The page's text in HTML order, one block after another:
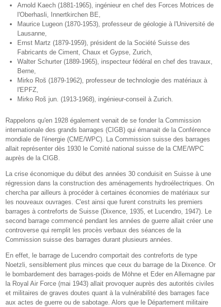
Arnold Kaech (1881-1965), ingénieur en chef des Forces Motrices de
l'Oberhasli, Innertkirchen BE,
Maurice Lugeon (1870-1953), professeur de géologie à l'Université de
Lausanne,
Ernst Martz (1879-1959), président de la Société Suisse des
Fabricants de Ciment, Chaux et Gypse, Zurich,
Walter Schurter (1889-1965), inspecteur fédéral en chef des travaux,
Berne,
Mirko Roš (1879-1962), professeur de technologie des matériaux à
l'EPFZ,
Mirko Roš jun. (1913-1968), ingénieur-conseil à Zurich.
Rappelons qu'en 1928 également venait de se fonder la Commission
internationale des grands barrages (CIGB) qui émanait de la Conférence
mondiale de l'énergie (CME/WPC). La Commission suisse des barrages
allait représenter dès 1930 le Comité national suisse de la CME/WPC
auprès de la CIGB.
La crise économique du début des années 30 conduisit en Suisse à une
régression dans la construction des aménagements hydroélectriques. On
chercha par ailleurs à procéder à certaines économies de matériaux sur
les nouveaux ouvrages. C'est ainsi que furent construits les premiers
barrages à contreforts de Suisse (Dixence, 1935, et Lucendro, 1947). Le
second barrage commencé pendant les années de guerre allait créer une
controverse qui remplit les procès verbaux des séances de la
Commission suisse des barrages durant plusieurs années.
En effet, le barrage de Lucendro comportait des contreforts de type
Noetzli, sensiblement plus minces que ceux du barrage de la Dixence. Or
le bombardement des barrages-poids de Möhne et Eder en Allemagne par
la Royal Air Force (mai 1943) allait provoquer auprès des autorités civiles
et militaires de graves doutes quant à la vulnérabilité des barrages face
aux actes de guerre ou de sabotage. Alors que le Département militaire